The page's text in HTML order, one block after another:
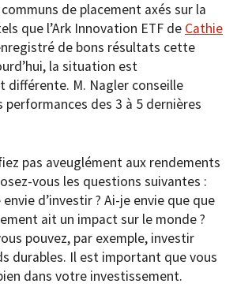
de placement axés sur la
que l’Ark Innovation ETF de Cathie
de bons résultats cette
la situation est
différente. M. Nagler conseille
performances des 3 à 5 dernières
pas aveuglément aux rendements
vous les questions suivantes :
d’investir ? Ai-je envie que que
ait un impact sur le monde ?
pouvez, par exemple, investir
durables. Il est important que vous
dans votre investissement.